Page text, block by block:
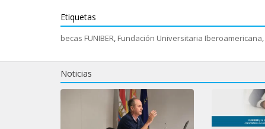
Etiquetas
becas FUNIBER, Fundación Universitaria Iberoamericana,
Noticias